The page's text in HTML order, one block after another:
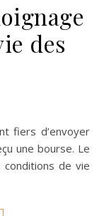
des
une bourse. Le
conditions de vie